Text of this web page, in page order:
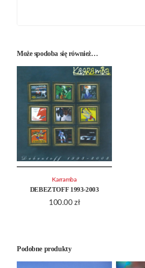
Może spodoba się również…
DEBEZTOFF 1993-2003
100.00 zł
Karramba
Podobne produkty